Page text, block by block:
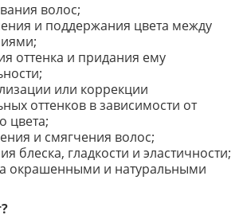
волос;
и поддержания цвета между
оттенка и придания ему
или коррекции
оттенков в зависимости от
цвета;
и смягчения волос;
блеска, гладкости и эластичности;
окрашенными и натуральными